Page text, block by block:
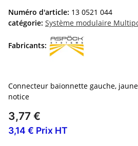
Numéro d'article: 13 0521 044
catégorie: Système modulaire
Fabricants:
Connecteur baïonnette gauche,
notice
3,77 €
3,14 € Prix HT